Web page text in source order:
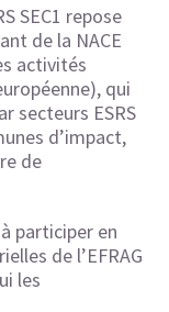
SEC1 repose
de la NACE
activités
qui
secteurs ESRS
d’impact,
de
participer en
de l’EFRAG
les